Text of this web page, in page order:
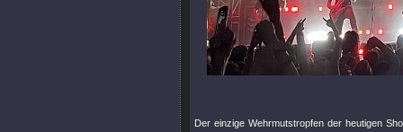
Der einzige Wehrmutstropfen der heutigen